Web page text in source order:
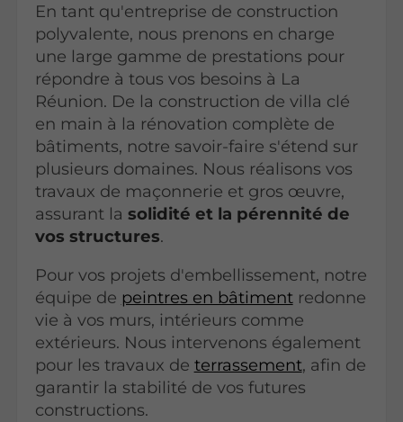
En tant qu'entreprise de construction
polyvalente, nous prenons en charge
une large gamme de prestations pour
répondre à tous vos besoins à La
Réunion. De la construction de villa clé
en main à la rénovation complète de
bâtiments, notre savoir-faire s'étend sur
plusieurs domaines. Nous réalisons vos
travaux de maçonnerie et gros œuvre,
assurant la solidité et la pérennité de
vos structures.
Pour vos projets d'embellissement, notre
équipe de peintres en bâtimentredonne
vie à vos murs, intérieurs comme
extérieurs. Nous intervenons également
pour les travaux de terrassement, afin de
garantir la stabilité de vos futures
constructions.